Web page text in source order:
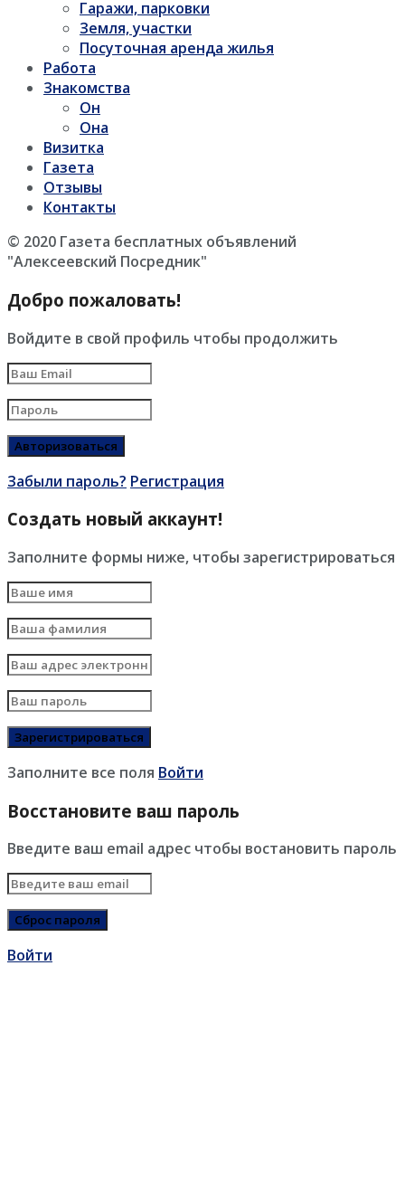
Гаражи, парковки
Земля, участки
Посуточная аренда жилья
Работа
Знакомства
Он
Она
Визитка
Газета
Отзывы
Контакты
© 2020 Газета бесплатных объявлений
"Алексеевский Посредник"
Добро пожаловать!
Войдите в свой профиль чтобы продолжить
Забыли пароль? Регистрация
Создать новый аккаунт!
Заполните формы ниже, чтобы зарегистрироваться
Заполните все поля Войти
Восстановите ваш пароль
Введите ваш email адрес чтобы востановить пароль
Войти